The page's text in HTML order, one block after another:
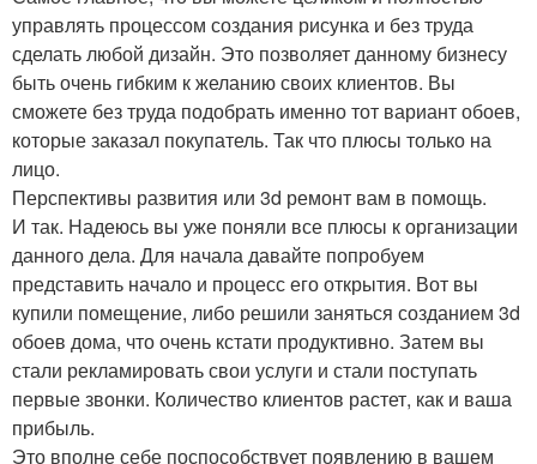
управлять процессом создания рисунка и без труда
сделать любой дизайн. Это позволяет данному бизнесу
быть очень гибким к желанию своих клиентов. Вы
сможете без труда подобрать именно тот вариант обоев,
которые заказал покупатель. Так что плюсы только на
лицо.
Перспективы развития или 3d ремонт вам в помощь.
И так. Надеюсь вы уже поняли все плюсы к организации
данного дела. Для начала давайте попробуем
представить начало и процесс его открытия. Вот вы
купили помещение, либо решили заняться созданием 3d
обоев дома, что очень кстати продуктивно. Затем вы
стали рекламировать свои услуги и стали поступать
первые звонки. Количество клиентов растет, как и ваша
прибыль.
Это вполне себе поспособствует появлению в вашем